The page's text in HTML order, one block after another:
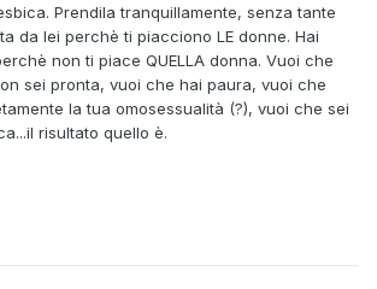
Prendila tranquillamente, senza tante
da lei perchè ti piacciono LE donne. Hai
non ti piace QUELLA donna. Vuoi che
sei pronta, vuoi che hai paura, vuoi che
la tua omosessualità (?), vuoi che sei
risultato quello è.